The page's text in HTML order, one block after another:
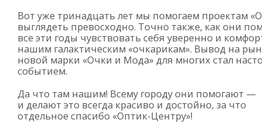
Вот уже тринадцать лет мы помогаем проектам
выглядеть превосходно. Точно также, как они
все эти годы чувствовать себя уверенно и
нашим галактическим «очкарикам». Вывод на
новой марки «Очки и Мода» для многих стал
событием.
Да что там нашим! Всему городу они помогают —
и делают это всегда красиво и достойно, за что
отдельное спасибо «Оптик-Центру»!